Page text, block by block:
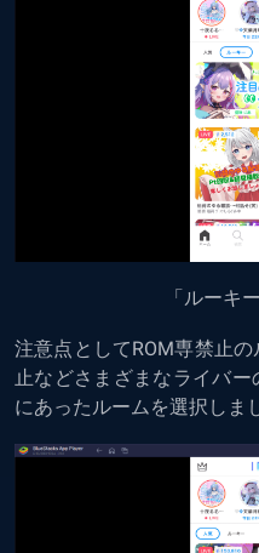
「ルーキ
注意点としてROM専禁止
止などさまざまなライバ
にあったルームを選択しま